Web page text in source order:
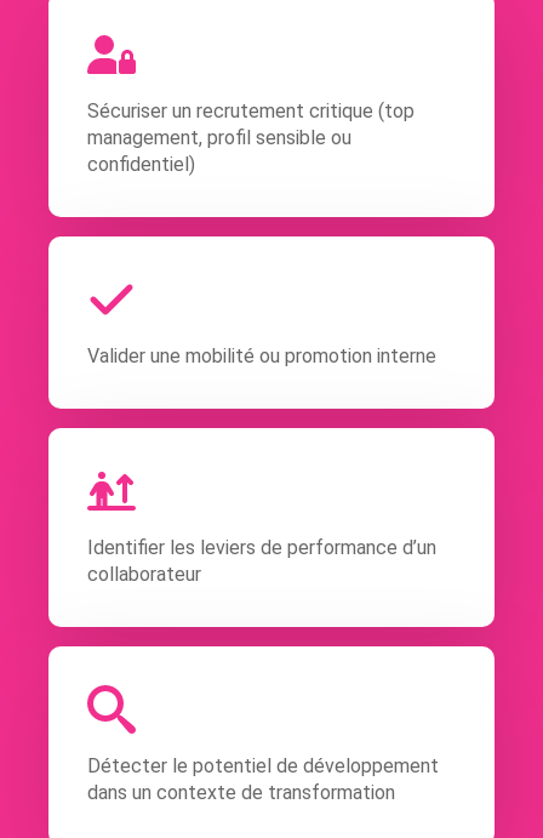
Sécuriser un recrutement critique (top
management, profil sensible ou
confidentiel)
Valider une mobilité ou promotion interne
Identifier les leviers de performance d’un
collaborateur
Détecter le potentiel de développement
dans un contexte de transformation